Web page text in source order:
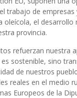
trabajo de empresas
oleícola, el desarrollo
provincia.
refuerzan nuestra
sostenible, sino
de nuestros
reales en el medio
Europeos de la